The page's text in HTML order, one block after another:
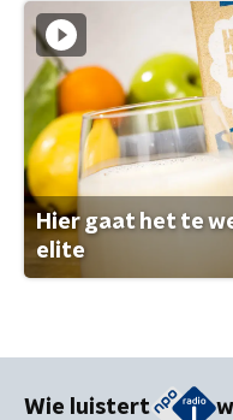
Hier gaat het te
elite
Wie luistert